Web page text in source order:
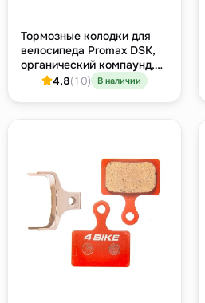
Тормозные колодки для
велосипеда Promax DSK,
органический компаунд,
дисковые
4,8(10) В наличии